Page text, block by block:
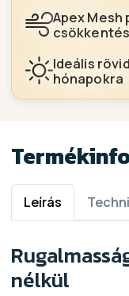
Apex Mesh
Ideális
hónapokra
Leírás
nélkül